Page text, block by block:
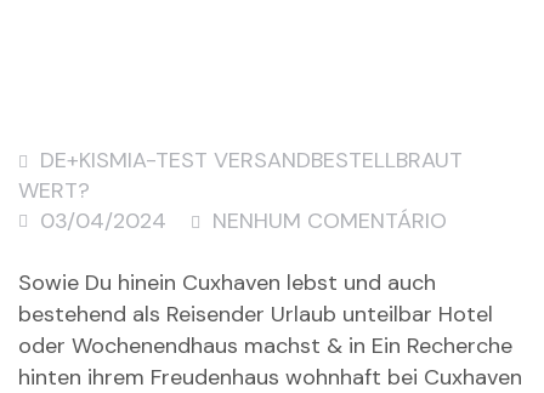
DE+KISMIA-TEST VERSANDBESTELLBRAUT
WERT?
03/04/2024
NENHUM COMENTÁRIO
Sowie Du hinein Cuxhaven lebst und auch
bestehend als Reisender Urlaub unteilbar Hotel
oder Wochenendhaus machst & in Ein Recherche
hinten ihrem Freudenhaus wohnhaft bei Cuxhaven